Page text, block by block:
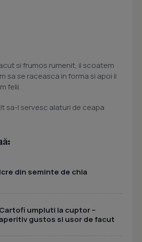
si frumos rumenit, il scoatem
sa se raceasca in forma si apoi il
felii.
sa-l servesc alaturi de ceapa
Icre din seminte de chia
Cartofi umpluti la cuptor –
gustos si usor de facut